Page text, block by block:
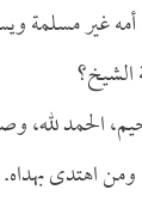
غير مسلمة
الحمد لله،
اهتدى بهداه.